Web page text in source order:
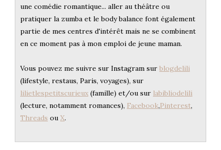
une comédie romantique... aller au théâtre ou
pratiquer la zumba et le body balance font également
partie de mes centres d'intérêt mais ne se combinent
en ce moment pas à mon emploi de jeune maman.
Vous pouvez me suivre sur Instagram sur blogdelili
(lifestyle, restaus, Paris, voyages), sur
lilietlespetitscurieux (famille) et/ou sur labibliodelili
(lecture, notamment romances), Facebook,Pinterest,
Threads ou X.